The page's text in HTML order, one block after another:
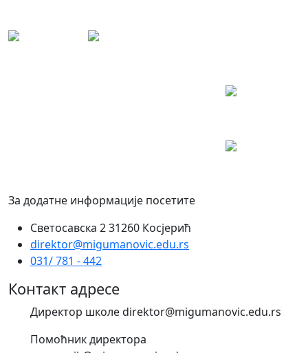
За додатне информације посетите
Светосавска 2 31260 Косјерић
direktor@migumanovic.edu.rs
031/ 781 - 442
Контакт адресе
Директор школе direktor@migumanovic.edu.rs
Помоћник директора